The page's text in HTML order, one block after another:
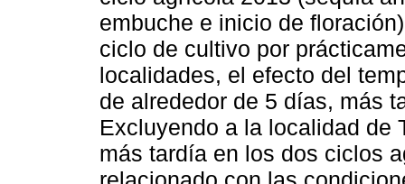
embuche e inicio de
ciclo de cultivo por
localidades, el efecto del
de alrededor de 5 días, más
Excluyendo a la localidad de
más tardía en los dos ciclos